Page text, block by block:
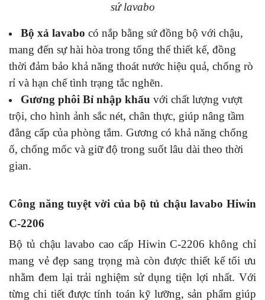
sứ lavabo
Bộ xả lavabo có nắp bằng sứ đồng bộ với chậu,
mang đến sự hài hòa trong tổng thể thiết kế, đồng
thời đảm bảo khả năng thoát nước hiệu quả, chống rò
rỉ và hạn chế tình trạng tắc nghẽn.
Gương phôi Bỉ nhập khẩu với chất lượng vượt
trội, cho hình ảnh sắc nét, chân thực, giúp nâng tầm
đẳng cấp của phòng tắm. Gương có khả năng chống
ố, chống mốc và giữ độ trong suốt lâu dài theo thời
gian.
Công năng tuyệt vời của bộ tủ chậu lavabo Hiwin
C-2206
Bộ tủ chậu lavabo cao cấp Hiwin C-2206 không chỉ
mang vẻ đẹp sang trọng mà còn được thiết kế tối ưu
nhằm đem lại trải nghiệm sử dụng tiện lợi nhất. Với
từng chi tiết được tính toán kỹ lưỡng, sản phẩm giúp